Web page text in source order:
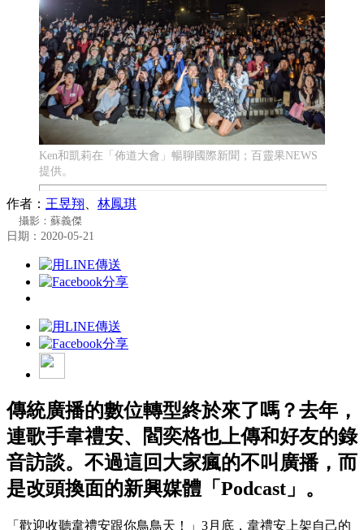
Ken和凱莉在「佈道大會」暢聊國際新聞；百靈果NEWS
提供。
作者： 王昱翔 林鳳琪
攝影：蘇義傑
日期：2020-05-21
傳統廣播的數位轉型終於來了嗎？去年，
連歌手韋禮安、閻奕格也上傳和好友的錄
音訪談。不過這回大家瘋的不叫廣播，而
是改頭換面的新興媒體「Podcast」。
「歡迎收聽韋禮安跟你鳥鳥天！」3月底，韋禮安上架自己的